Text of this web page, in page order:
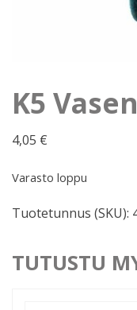
K5
4,05 €
Varasto loppu
Tuotetunnus (SKU):
TUTUSTU